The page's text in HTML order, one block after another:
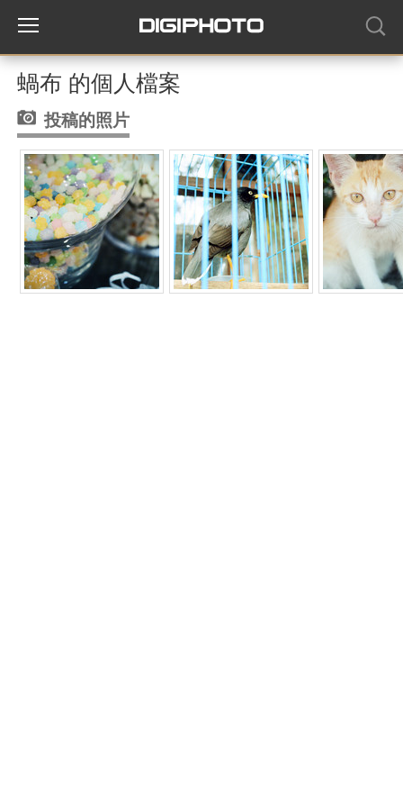
蝸布 的個人檔案
投稿的照片